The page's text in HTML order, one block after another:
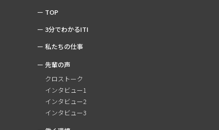
TOP
3分でわかるITI
私たちの仕事
先輩の声
クロストーク
インタビュー1
インタビュー2
インタビュー3